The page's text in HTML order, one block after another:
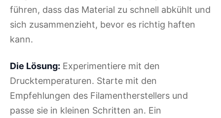
führen, dass das Material zu schnell abkühlt und
sich zusammenzieht, bevor es richtig haften
kann.
Die Lösung: Experimentiere mit den
Drucktemperaturen. Starte mit den
Empfehlungen des Filamentherstellers und
passe sie in kleinen Schritten an. Ein